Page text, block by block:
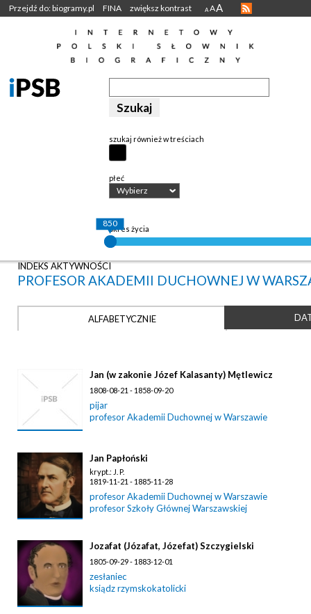
Przejdź do: biogramy.pl FINA zwiększ kontrast A AA
szukaj również w treściach
płeć
Wybierz
okres życia
850
INDEKS AKTYWNOŚCI
PROFESOR AKADEMII DUCHOWNEJ W
ALFABETYCZNIE
Jan (w zakonie Józef Kalasanty) Mętlewicz
1808-08-21 - 1858-09-20
pijar
profesor Akademii Duchownej w Warszawie
Jan Papłoński
krypt.: J. P.
1819-11-21 - 1885-11-28
profesor Akademii Duchownej w Warszawie
profesor Szkoły Głównej Warszawskiej
Jozafat (Józafat, Józefat) Szczygielski
1805-09-29 - 1883-12-01
zesłaniec
ksiądz rzymskokatolicki